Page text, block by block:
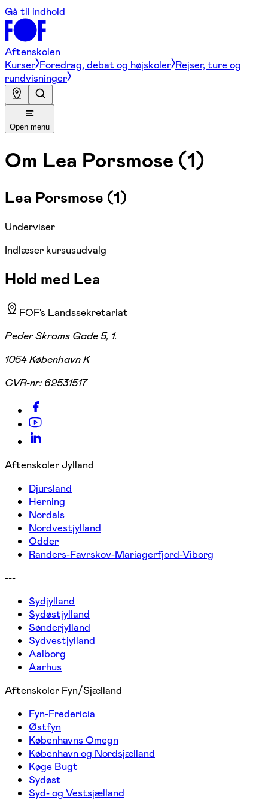
Gå til indhold
Aftenskolen
Kurser Foredrag, debat og højskoler Rejser, ture og
rundvisninger
Open menu
Om Lea Porsmose (1)
Lea Porsmose (1)
Underviser
Indlæser kursusudvalg
Hold med Lea
FOF's Landssekretariat
Peder Skrams Gade 5, 1.
1054 København K
CVR-nr: 62531517
Aftenskoler Jylland
Djursland
Herning
Nordals
Nordvestjylland
Odder
Randers-Favrskov-Mariagerfjord-Viborg
---
Sydjylland
Sydøstjylland
Sønderjylland
Sydvestjylland
Aalborg
Aarhus
Aftenskoler Fyn/Sjælland
Fyn-Fredericia
Østfyn
Københavns Omegn
København og Nordsjælland
Køge Bugt
Sydøst
Syd- og Vestsjælland